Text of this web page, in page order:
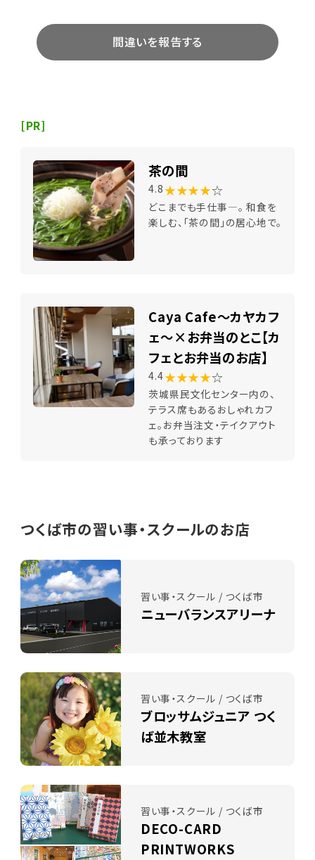
間違いを報告する
[PR]
茶の間
4.8 ★★★★☆
どこまでも手仕事―。 和食を
楽しむ、「茶の間」の居心地で。
Caya Cafe～カヤカフ
ェ～×お弁当のとこ【カ
フェとお弁当のお店】
4.4★★★★☆
茨城県民文化センター内の、
テラス席もあるおしゃれカフ
ェ。お弁当注文・テイクアウト
も承っております
つくば市の習い事・スクールのお店
習い事・スクール / つくば市
ニューバランスアリーナ
習い事・スクール / つくば市
ブロッサムジュニア つく
ば並木教室
習い事・スクール / つくば市
DECO-CARD
PRINTWORKS